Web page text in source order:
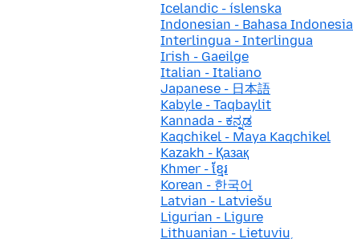
Icelandic - íslenska
Indonesian - Bahasa Indonesia
Interlingua - Interlingua
Irish - Gaeilge
Italian - Italiano
Japanese - 日本語
Kabyle - Taqbaylit
Kannada - ಕನ್ನಡ
Kaqchikel - Maya Kaqchikel
Kazakh - Қазақ
Khmer - ខ្មែរ
Korean - 한국어
Latvian - Latviešu
Ligurian - Ligure
Lithuanian - Lietuvių